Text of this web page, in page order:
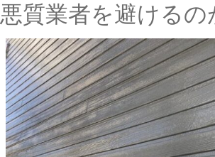
悪質業者を避けるの